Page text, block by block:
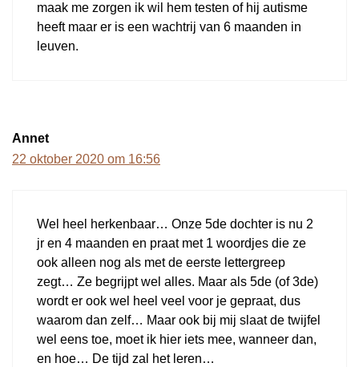
maak me zorgen ik wil hem testen of hij autisme
heeft maar er is een wachtrij van 6 maanden in
leuven.
Annet
22 oktober 2020 om 16:56
Wel heel herkenbaar… Onze 5de dochter is nu 2
jr en 4 maanden en praat met 1 woordjes die ze
ook alleen nog als met de eerste lettergreep
zegt… Ze begrijpt wel alles. Maar als 5de (of 3de)
wordt er ook wel heel veel voor je gepraat, dus
waarom dan zelf… Maar ook bij mij slaat de twijfel
wel eens toe, moet ik hier iets mee, wanneer dan,
en hoe… De tijd zal het leren…